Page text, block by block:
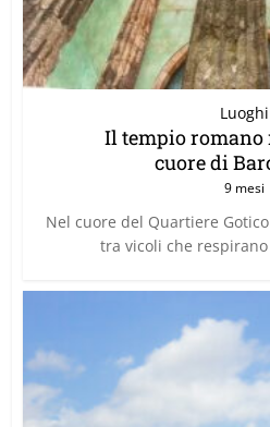
Luoghi
Il tempio romano
cuore di
9 mesi
Nel cuore del Quartiere
tra vicoli che